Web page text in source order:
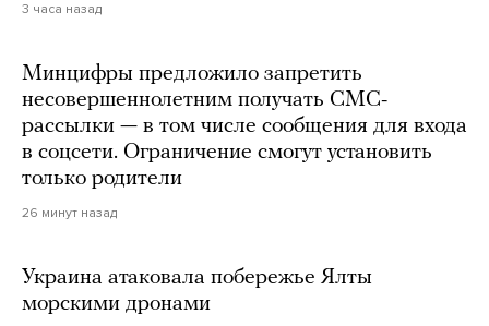
3 часа назад
Минцифры предложило запретить
несовершеннолетним получать СМС-
рассылки — в том числе сообщения для входа
в соцсети. Ограничение смогут установить
только родители
26 минут назад
Украина атаковала побережье Ялты
морскими дронами